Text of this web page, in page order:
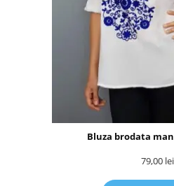
Bluza brodata
79,00 lei